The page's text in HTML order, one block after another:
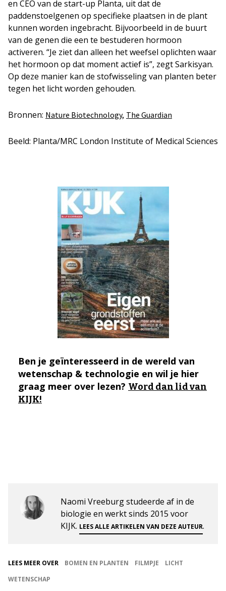
en CEO van de start-up Planta, uit dat de
paddenstoelgenen op specifieke plaatsen in de plant
kunnen worden ingebracht. Bijvoorbeeld in de buurt
van de genen die een te bestuderen hormoon
activeren. “Je ziet dan alleen het weefsel oplichten waar
het hormoon op dat moment actief is”, zegt Sarkisyan.
Op deze manier kan de stofwisseling van planten beter
tegen het licht worden gehouden.
Bronnen: Nature Biotechnology, The Guardian
Beeld: Planta/MRC London Institute of Medical Sciences
Ben je geïnteresseerd in de wereld van
wetenschap & technologie en wil je hier
graag meer over lezen? Word dan lid van
KIJK!
Naomi Vreeburg studeerde af in de
biologie en werkt sinds 2015 voor
KIJK. LEES ALLE ARTIKELEN VAN DEZE AUTEUR.
LEES MEER OVER BOMEN EN PLANTEN FILMPJE
LICHT
WETENSCHAP